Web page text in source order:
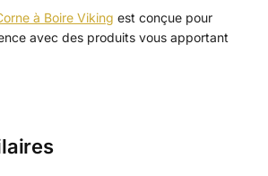
à Boire Viking est conçue pour
avec des produits vous apportant